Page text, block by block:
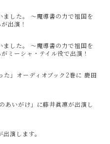
した。 ～魔導書の力で祖国を
出演！
した。 ～魔導書の力で祖国を
ミーシャ・テイル役で出演！
た」オーディオブック2巻に 鹿田
あいがけ」に藤井眞凛が出演し
演します。